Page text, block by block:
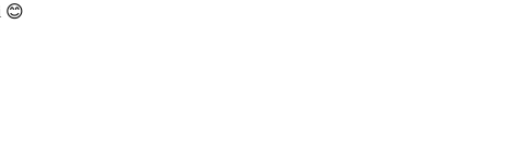
😊